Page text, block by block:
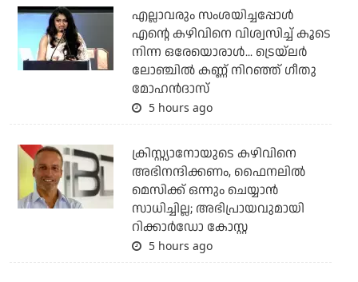
എല്ലാവരും സംശയിച്ചപ്പോള്‍
എന്റെ കഴിവിനെ വിശ്വസിച്ച് കൂടെ
നിന്ന ഒരേയൊരാള്‍... ട്രെയ്‌ലര്‍
ലോഞ്ചില്‍ കണ്ണ് നിറഞ്ഞ് ഗീതു
മോഹന്‍ദാസ്
5 hours ago
ക്രിസ്റ്റ്യാനോയുടെ കഴിവിനെ
അഭിനന്ദിക്കണം, ഫൈനലില്‍
മെസിക്ക് ഒന്നും ചെയ്യാന്‍
സാധിച്ചില്ല; അഭിപ്രായവുമായി
റിക്കാര്‍ഡോ കോസ്റ്റ
5 hours ago